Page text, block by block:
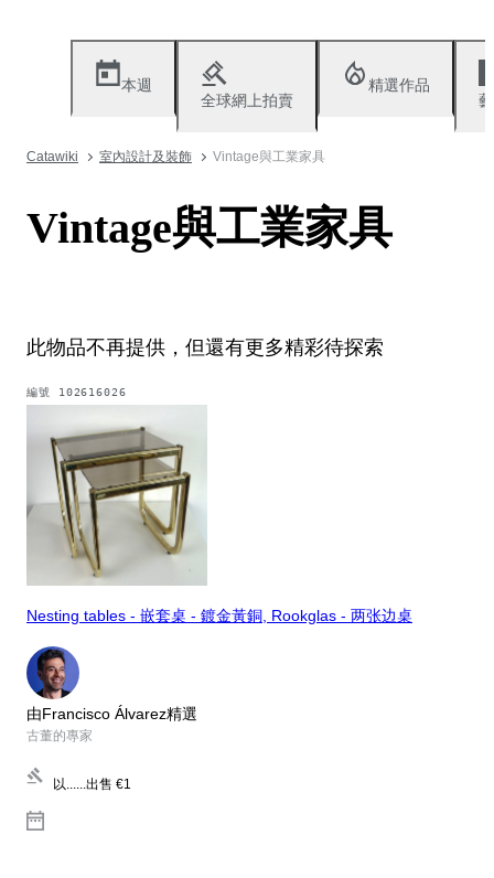
本週
全球網上拍賣
精選作品
Catawiki 室內設計及裝飾 Vintage與工業家具
Vintage與工業家具
此物品不再提供，但還有更多精彩待探索
編號 102616026
Nesting tables - 嵌套桌 - 鍍金黃銅, Rookglas - 两张边桌
由Francisco Álvarez精選
古董的專家
以......出售 €1